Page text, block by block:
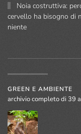
Noia costruttiva:
cervello ha bisogno di
niente
GREEN E AMBIENTE
archivio completo di 39